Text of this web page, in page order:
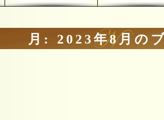
月: 2023年8月の